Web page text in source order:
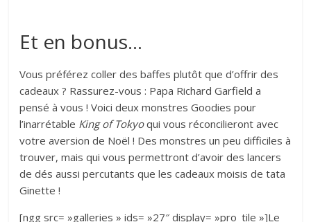
Et en bonus…
Vous préférez coller des baffes plutôt que d’offrir des
cadeaux ? Rassurez-vous : Papa Richard Garfield a
pensé à vous ! Voici deux monstres Goodies pour
l’inarrétable King of Tokyoqui vous réconcilieront avec
votre aversion de Noël ! Des monstres un peu difficiles à
trouver, mais qui vous permettront d’avoir des lancers
de dés aussi percutants que les cadeaux moisis de tata
Ginette !
[ngg src= »galleries » ids= »27″ display= »pro_tile »]Le